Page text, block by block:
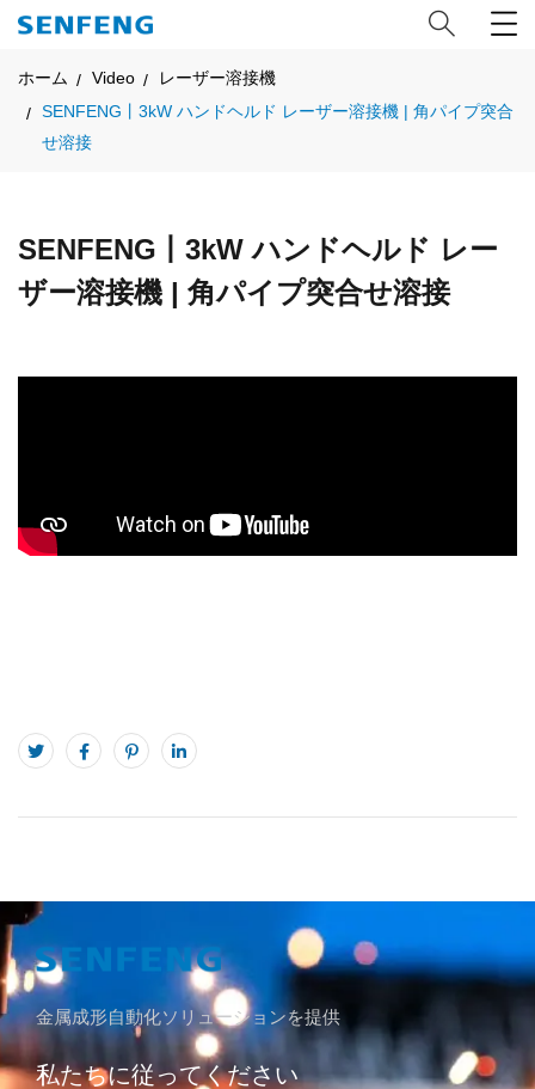
ホーム Video
レーザー溶接機
SENFENG丨3kW ハンドヘルド レーザー溶接機 | 角パイプ突合
せ溶接
SENFENG丨3kW ハンドヘルド レー
ザー溶接機 | 角パイプ突合せ溶接
金属成形自動化ソリューションを提供
私たちに従ってください